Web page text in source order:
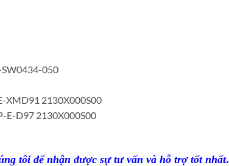
050
XMD91 2130X000S00
E-D97 2130X000S00
tôi để nhận được sự tư vấn và hỗ trợ tốt nhất.